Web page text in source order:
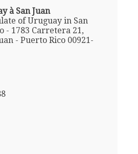
à San Juan
of Uruguay in San
- 1783 Carretera 21,
- Puerto Rico 00921-